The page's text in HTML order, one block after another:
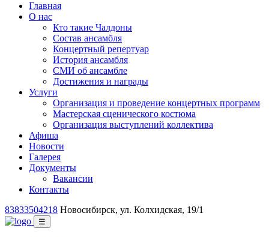
Главная
О нас
Кто такие Чалдоны
Состав ансамбля
Концертный репертуар
История ансамбля
СМИ об ансамбле
Достижения и награды
Услуги
Организация и проведение концертных программ
Мастерская сценического костюма
Организация выступлений коллектива
Афиша
Новости
Галерея
Документы
Вакансии
Контакты
83833504218 Новосибирск, ул. Колхидская, 19/1
☰